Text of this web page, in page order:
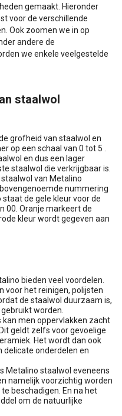
gemaakt. Hieronder
voor de verschillende
Ook zoomen we in op
andere de
we enkele veelgestelde
staalwol
grofheid van staalwol en
op een schaal van 0 tot 5 .
en dus een lager
staalwol die verkrijgbaar is.
van Metalino
nummering
de gele kleur voor de
00. Oranje markeert de
kleur wordt gegeven aan
bieden veel voordelen.
voor het reinigen, polijsten
de staalwol duurzaam is,
worden.
men oppervlakken zacht
geldt zelfs voor gevoelige
Het wordt dan ook
delicate onderdelen en
Metalino staalwol eveneens
namelijk voorzichtig worden
beschadigen. En na het
om de natuurlijke